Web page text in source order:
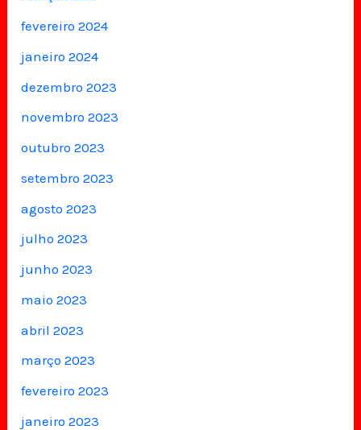
fevereiro 2024
janeiro 2024
dezembro 2023
novembro 2023
outubro 2023
setembro 2023
agosto 2023
julho 2023
junho 2023
maio 2023
abril 2023
março 2023
fevereiro 2023
janeiro 2023